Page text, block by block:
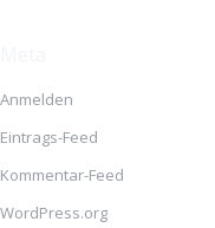
Anmelden
Eintrags-Feed
Kommentar-Feed
WordPress.org